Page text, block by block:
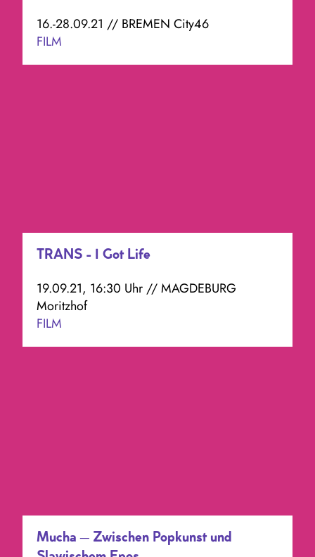
16.-28.09.21 // BREMEN City46
FILM
TRANS - I Got Life
19.09.21, 16:30 Uhr // MAGDEBURG
Moritzhof
FILM
Mucha – Zwischen Popkunst und